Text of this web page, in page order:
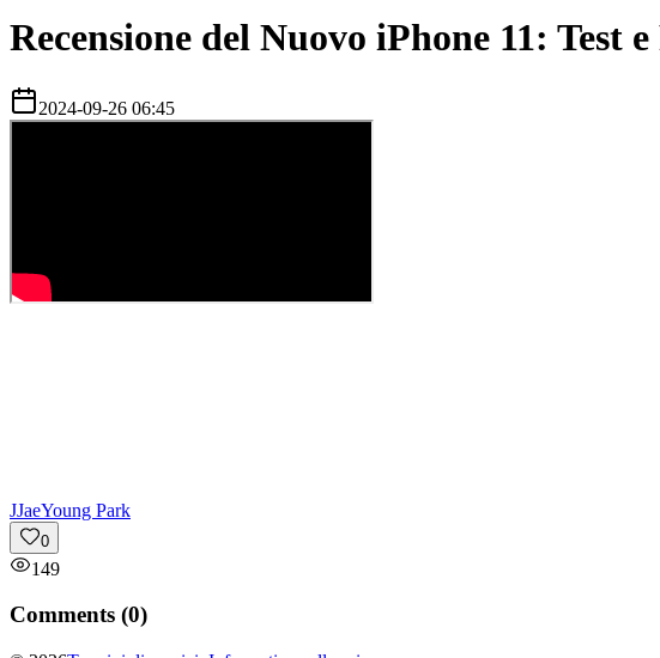
Recensione del Nuovo iPhone 11: Test
2024-09-26 06:45
JJaeYoung Park
0
149
Comments (0)